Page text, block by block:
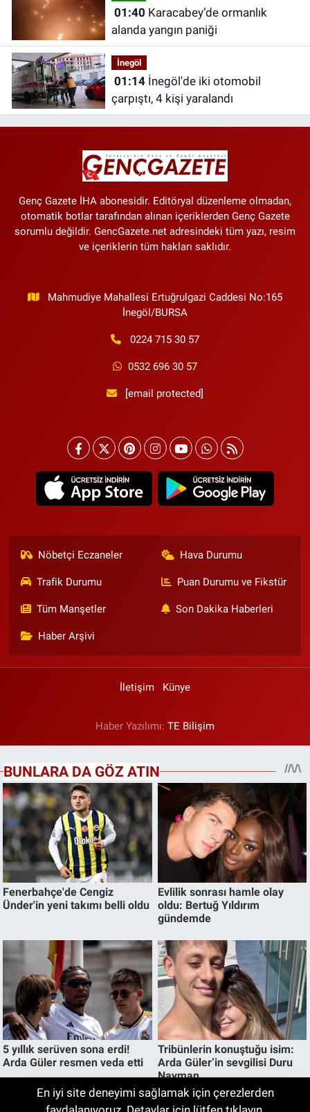
01:40
alanda yangın paniği
İnegöl
01:14İnegöl'de iki otomobil
çarpıştı, 4 kişi yaralandı
Genç Gazete İHA abonesidir. Editöryal düzenleme olmadan,
otomatik botlar tarafından alınan içeriklerden Genç Gazete
sorumlu değildir. GencGazete.net adresindeki tüm yazı, resim
ve içeriklerin tüm hakları saklıdır.
Mahmudiye Mahallesi Ertuğrulgazi Caddesi No:165
İnegöl/BURSA
0224 715 30 57
0532 696 30 57
[email protected]
Nöbetçi Eczaneler Hava Durumu
Trafik Durumu Puan Durumu ve Fikstür
Tüm Manşetler Son Dakika Haberleri
Haber Arşivi
İletişim Künye
Haber Yazılımı: TE Bilişim
En iyi site deneyimi sağlamak için çerezlerden
Arabesk müziğin sevilen sesi Cansever